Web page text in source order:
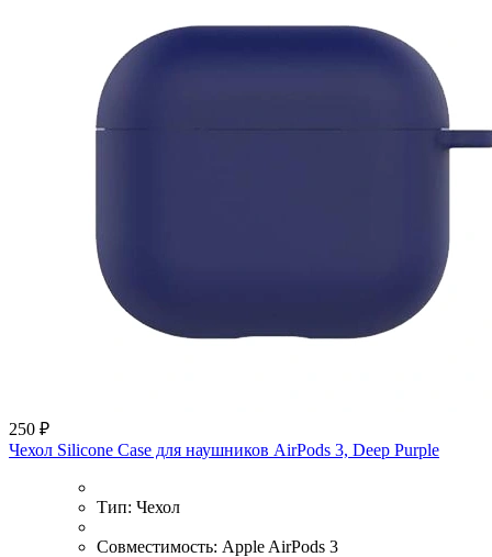
250 ₽
Чехол Silicone Case для наушников AirPods 3, Deep Purple
Тип: Чехол
Совместимость: Apple AirPods 3